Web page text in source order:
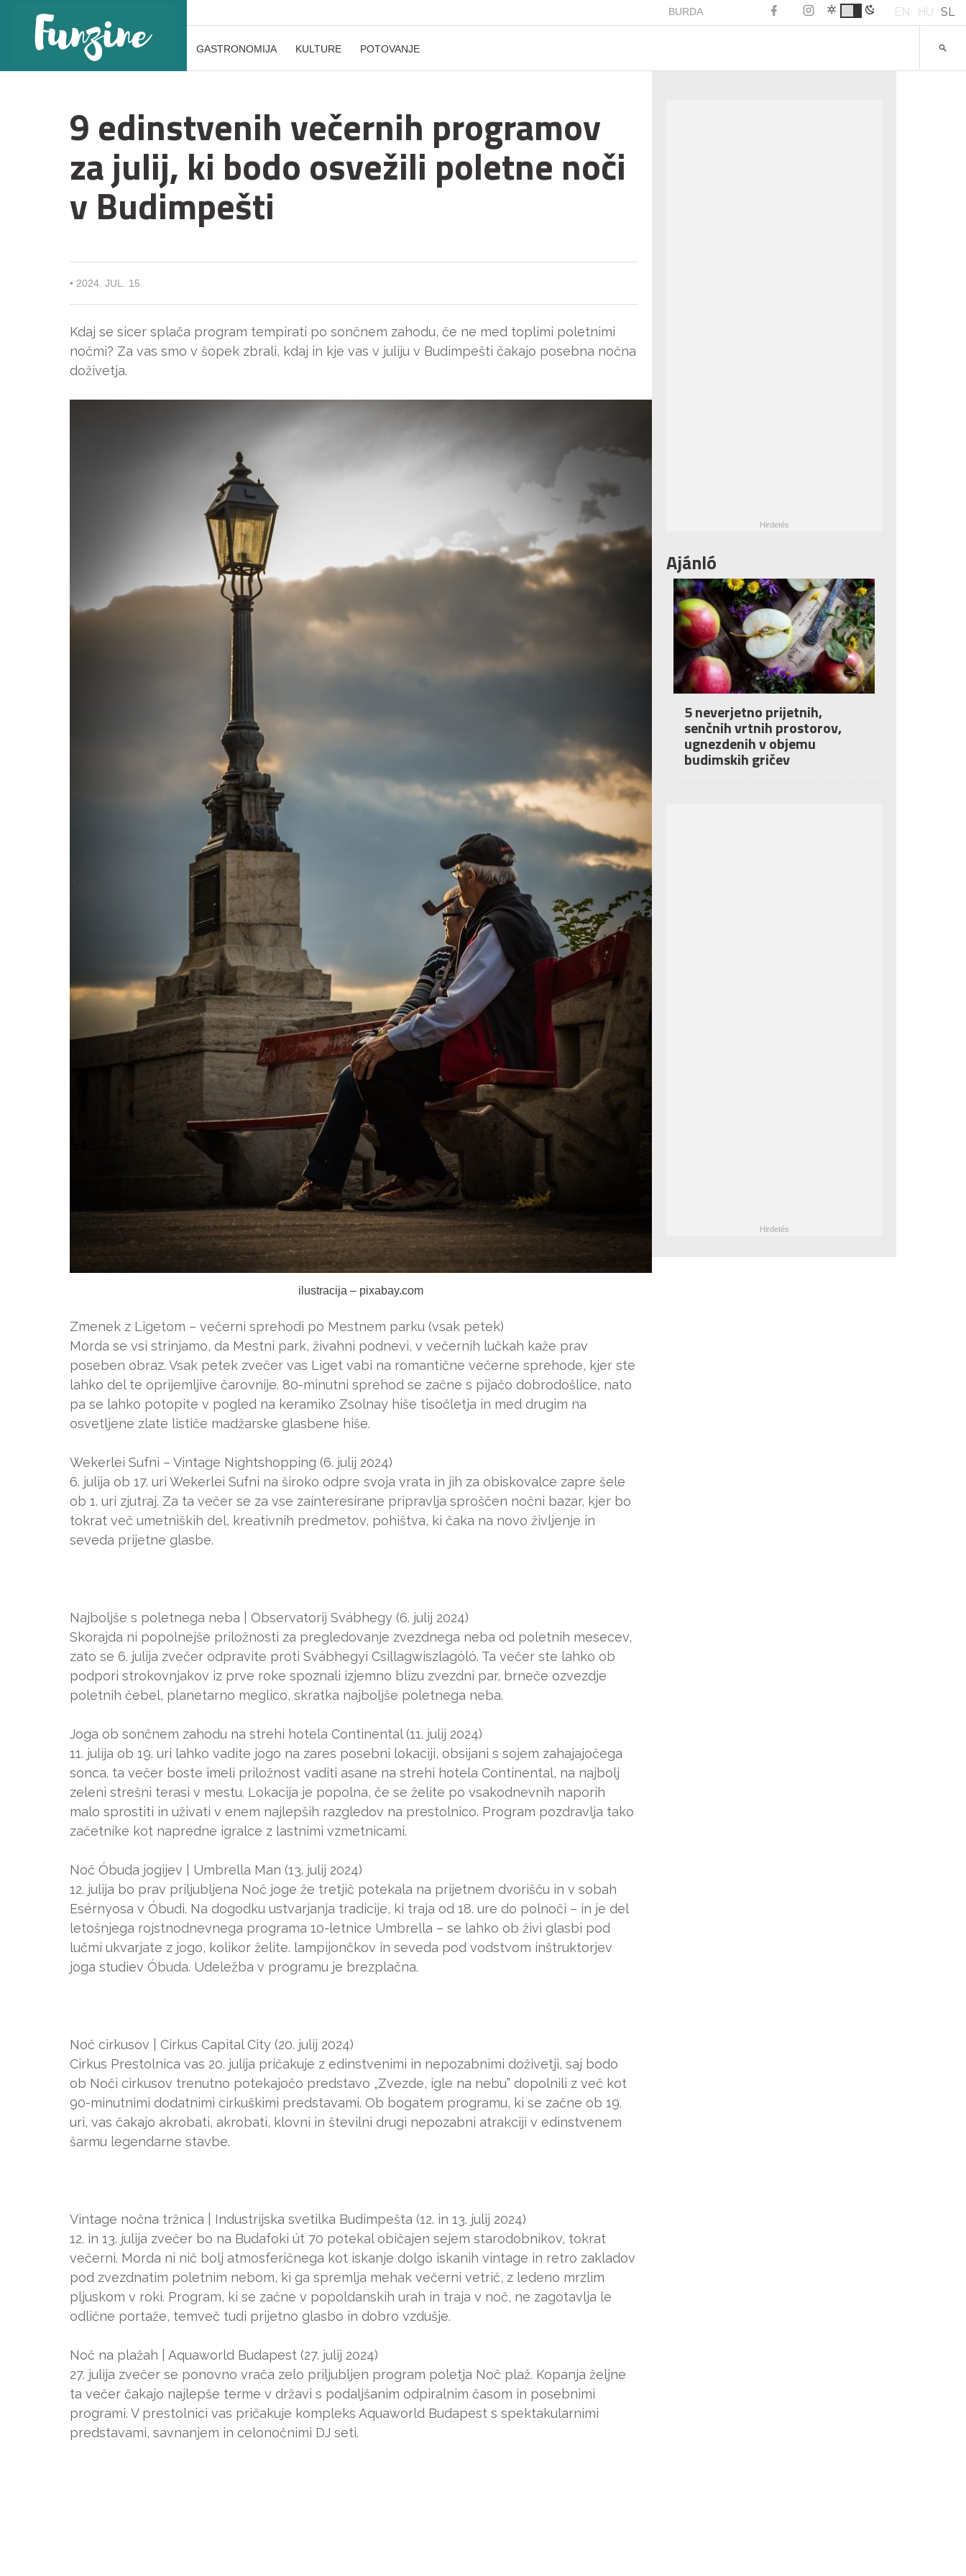
BURDA EN HU SL
GASTRONOMIJA KULTURE POTOVANJE
9 edinstvenih večernih programov
za julij, ki bodo osvežili poletne noči
v Budimpešti
• 2024. JUL. 15.
Kdaj se sicer splača program tempirati po sončnem zahodu, če ne med toplimi poletnimi
nočmi? Za vas smo v šopek zbrali, kdaj in kje vas v juliju v Budimpešti čakajo posebna nočna
doživetja.
ilustracija – pixabay.com
Zmenek z Ligetom – večerni sprehodi po Mestnem parku (vsak petek)
Morda se vsi strinjamo, da Mestni park, živahni podnevi, v večernih lučkah kaže prav
poseben obraz. Vsak petek zvečer vas Liget vabi na romantične večerne sprehode, kjer ste
lahko del te oprijemljive čarovnije. 80-minutni sprehod se začne s pijačo dobrodošlice, nato
pa se lahko potopite v pogled na keramiko Zsolnay hiše tisočletja in med drugim na
osvetljene zlate lističe madžarske glasbene hiše.
Wekerlei Sufni – Vintage Nightshopping (6. julij 2024)
6. julija ob 17. uri Wekerlei Sufni na široko odpre svoja vrata in jih za obiskovalce zapre šele
ob 1. uri zjutraj. Za ta večer se za vse zainteresirane pripravlja sproščen nočni bazar, kjer bo
tokrat več umetniških del, kreativnih predmetov, pohištva, ki čaka na novo življenje in
seveda prijetne glasbe.
Najboljše s poletnega neba | Observatorij Svábhegy (6. julij 2024)
Skorajda ni popolnejše priložnosti za pregledovanje zvezdnega neba od poletnih mesecev,
zato se 6. julija zvečer odpravite proti Svábhegyi Csillagwiszlagóló. Ta večer ste lahko ob
podpori strokovnjakov iz prve roke spoznali izjemno blizu zvezdni par, brneče ozvezdje
poletnih čebel, planetarno meglico, skratka najboljše poletnega neba.
Joga ob sončnem zahodu na strehi hotela Continental (11. julij 2024)
11. julija ob 19. uri lahko vadite jogo na zares posebni lokaciji, obsijani s sojem zahajajočega
sonca. ta večer boste imeli priložnost vaditi asane na strehi hotela Continental, na najbolj
zeleni strešni terasi v mestu. Lokacija je popolna, če se želite po vsakodnevnih naporih
malo sprostiti in uživati v enem najlepših razgledov na prestolnico. Program pozdravlja tako
začetnike kot napredne igralce z lastnimi vzmetnicami.
Noč Óbuda jogijev | Umbrella Man (13. julij 2024)
12. julija bo prav priljubljena Noč joge že tretjič potekala na prijetnem dvorišču in v sobah
Esérnyosa v Óbudi. Na dogodku ustvarjanja tradicije, ki traja od 18. ure do polnoči – in je del
letošnjega rojstnodnevnega programa 10-letnice Umbrella – se lahko ob živi glasbi pod
lučmi ukvarjate z jogo, kolikor želite. lampijončkov in seveda pod vodstvom inštruktorjev
joga studiev Óbuda. Udeležba v programu je brezplačna.
Noč cirkusov | Cirkus Capital City (20. julij 2024)
Cirkus Prestolnica vas 20. julija pričakuje z edinstvenimi in nepozabnimi doživetji, saj bodo
ob Noči cirkusov trenutno potekajočo predstavo „Zvezde, igle na nebu” dopolnili z več kot
90-minutnimi dodatnimi cirkuškimi predstavami. Ob bogatem programu, ki se začne ob 19.
uri, vas čakajo akrobati, akrobati, klovni in številni drugi nepozabni atrakciji v edinstvenem
šarmu legendarne stavbe.
Vintage nočna tržnica | Industrijska svetilka Budimpešta (12. in 13. julij 2024)
12. in 13. julija zvečer bo na Budafoki út 70 potekal običajen sejem starodobnikov, tokrat
večerni. Morda ni nič bolj atmosferičnega kot iskanje dolgo iskanih vintage in retro zakladov
pod zvezdnatim poletnim nebom, ki ga spremlja mehak večerni vetrič, z ledeno mrzlim
pljuskom v roki. Program, ki se začne v popoldanskih urah in traja v noč, ne zagotavlja le
odlične portaže, temveč tudi prijetno glasbo in dobro vzdušje.
Noč na plažah | Aquaworld Budapest (27. julij 2024)
27. julija zvečer se ponovno vrača zelo priljubljen program poletja Noč plaž. Kopanja željne
ta večer čakajo najlepše terme v državi s podaljšanim odpiralnim časom in posebnimi
programi. V prestolnici vas pričakuje kompleks Aquaworld Budapest s spektakularnimi
predstavami, savnanjem in celonočnimi DJ seti.
Ajánló
5 neverjetno prijetnih,
senčnih vrtnih prostorov,
ugnezdenih v objemu
budimskih gričev